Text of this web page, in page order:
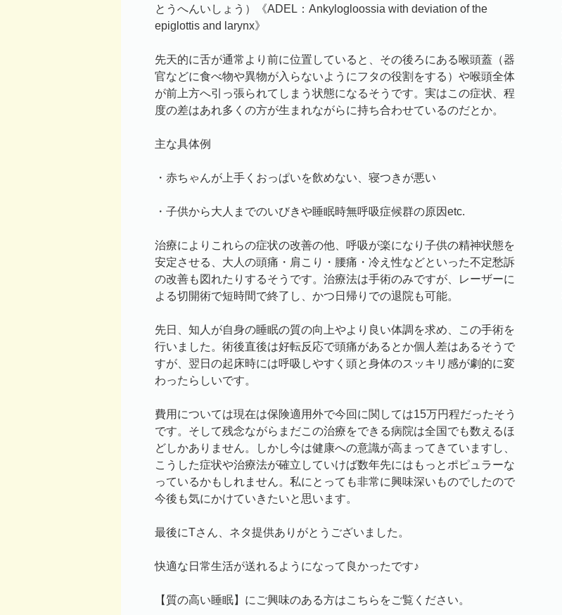
とうへんいしょう）《ADEL：Ankylogloossia with deviation of the
epiglottis and larynx》
先天的に舌が通常より前に位置していると、その後ろにある喉頭蓋（器
官などに食べ物や異物が入らないようにフタの役割をする）や喉頭全体
が前上方へ引っ張られてしまう状態になるそうです。実はこの症状、程
度の差はあれ多くの方が生まれながらに持ち合わせているのだとか。
主な具体例
・赤ちゃんが上手くおっぱいを飲めない、寝つきが悪い
・子供から大人までのいびきや睡眠時無呼吸症候群の原因etc.
治療によりこれらの症状の改善の他、呼吸が楽になり子供の精神状態を
安定させる、大人の頭痛・肩こり・腰痛・冷え性などといった不定愁訴
の改善も図れたりするそうです。治療法は手術のみですが、レーザーに
よる切開術で短時間で終了し、かつ日帰りでの退院も可能。
先日、知人が自身の睡眠の質の向上やより良い体調を求め、この手術を
行いました。術後直後は好転反応で頭痛があるとか個人差はあるそうで
すが、翌日の起床時には呼吸しやすく頭と身体のスッキリ感が劇的に変
わったらしいです。
費用については現在は保険適用外で今回に関しては15万円程だったそう
です。そして残念ながらまだこの治療をできる病院は全国でも数えるほ
どしかありません。しかし今は健康への意識が高まってきていますし、
こうした症状や治療法が確立していけば数年先にはもっとポピュラーな
っているかもしれません。私にとっても非常に興味深いものでしたので
今後も気にかけていきたいと思います。
最後にTさん、ネタ提供ありがとうございました。
快適な日常生活が送れるようになって良かったです♪
【質の高い睡眠】にご興味のある方はこちらをご覧ください。